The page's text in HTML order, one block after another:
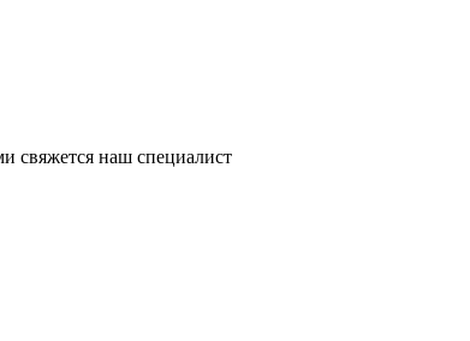
свяжется наш специалист